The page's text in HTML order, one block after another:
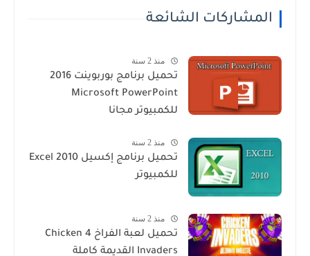
المشاركات الشائعة
منذ 2 سنة
تحميل برنامج بوربوينت 2016
Microsoft PowerPoint
للكمبيوتر مجانا
منذ 2 سنة
تحميل برنامج إكسيل Excel 2010
للكمبيوتر
منذ 2 سنة
تحميل لعبة الفراخ 4 Chicken
Invaders القديمة كاملة